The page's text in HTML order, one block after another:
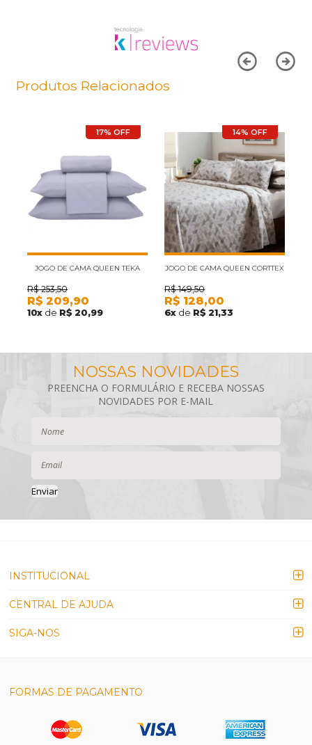
Produtos Relacionados
17% OFF
JOGO DE CAMA QUEEN TEKA
DIAMANTE LILAS 150 FIOS 4
PEÇAS (2 LENÇOIS E 2 FRONHAS)
R$ 253,50
R$ 209,90
10x de R$ 20,99
14% OFF
JOGO DE CAMA QUEEN CORTTEX
DUE GEOMÉTRICO BEGE 4 PÇS (
2 LENÇOIS E 2 FRONHA)
R$ 149,50
R$ 128,00
6x de R$ 21,33
Enviar
INSTITUCIONAL
CENTRAL DE AJUDA
SIGA-NOS
FORMAS DE PAGAMENTO